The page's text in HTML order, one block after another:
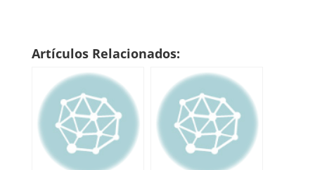
Artículos Relacionados: